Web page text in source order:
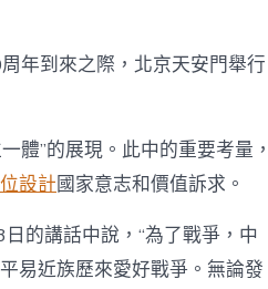
年到來之際，北京天安門舉行
體”的展現。此中的重要考量，
設計國家意志和價值訴求。
的講話中說，“為了戰爭，中
易近族歷來愛好戰爭。無論發